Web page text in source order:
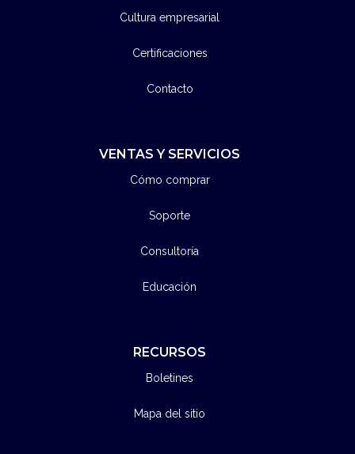
Cultura empresarial
Certificaciones
Contacto
VENTAS Y SERVICIOS
Cómo comprar
Soporte
Consultoría
Educación
RECURSOS
Boletines
Mapa del sitio